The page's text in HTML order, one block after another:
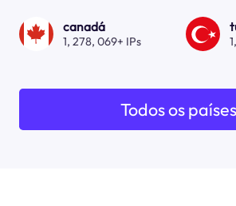
canadá
1, 278, 069+ IPs
Todos os países